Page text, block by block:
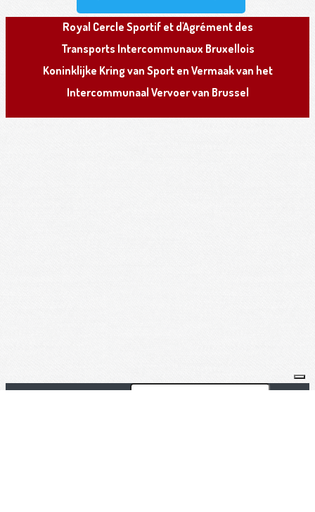
Royal Cercle Sportif et d'Agrément des
Transports Intercommunaux Bruxellois
Koninklijke Kring van Sport en Vermaak van het
Intercommunaal Vervoer van Brussel